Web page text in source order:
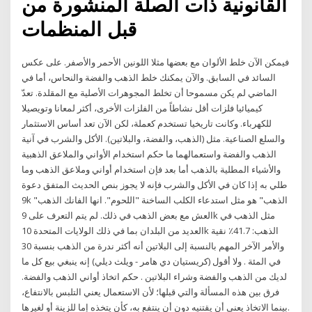
القانونية ذات الصلة المنشورة من
قبل المنظمات
فيمكن الآن خلط الألوان مع بعضها مثلا اللونين الأحمر والأصفر. على عكس
السائد في السابق. والآن يمكنك خلط الذهب والفضة والنحاس، أما في
الماضي لم يكن مسموحا أن تخلط المجوهرات الأصلية مع المقلدة. تعدّ
كيميائيا فلزات أقل نشاطاً من الفلزات الأخرى، أكثر لمعانا وتويصيلا
للكهرباء. وكانت تاريخيا تستخدم كعملة، لكن الآن تعد أساس الاستثمار
والسلع الصناعية. مثل (الذهب، والفضة، والبلاتين). الأكل والشرب في آنية
الذهب والفضة واستعمالهما ما حكم استخدام الأواني والملاعق الذهبية
والأشياء المطلية بالذهب أما بعد فإن استخدام أواني وملاعق الذهب وما
طلي به إذا كان في الأكل والشرب فإنه لا يجوز بنص الحديث المتفق دعوة
9k "الذهب" هو مثل استدعاء الكلب الساخنة "اللحوم". انها الفانك الذهب
العش مع بعض الذهب في ذلك. لم يتم التعرف على 9k مثل الذهب في
العديد من البلدان بما في ذلك الولايات المتحدة 10k الذهب: 41.7٪ نقية
والأمر الآخر المهم بالنسبة إلى البلاتين أنه أكثر ندرة من الذهب بنسبة 30
في المئة . ولا أقول (كريستيان دي هامر - ويلث ديلي) إنه ينبغي بيع كل ما
لديك من الذهب والفضة وشراء البلاتين . حكم اتخاذ أواني الذهب والفضة.
فرق بين هذه المسألة والتي قبلها؛ لأن الاستعمال يعني التلبس بالانتفاع،
بينما الاتخاذ يعني أن يقتنيه دون أن ينتفع به، كأن يتخذه إما للزينة أو لغيرها.